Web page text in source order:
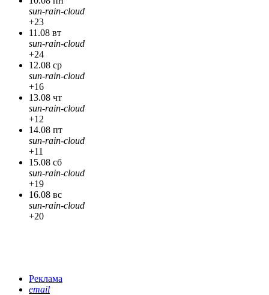
sun-rain-cloud
+23
11.08 вт
sun-rain-cloud
+24
12.08 ср
sun-rain-cloud
+16
13.08 чт
sun-rain-cloud
+12
14.08 пт
sun-rain-cloud
+11
15.08 сб
sun-rain-cloud
+19
16.08 вс
sun-rain-cloud
+20
Реклама
email